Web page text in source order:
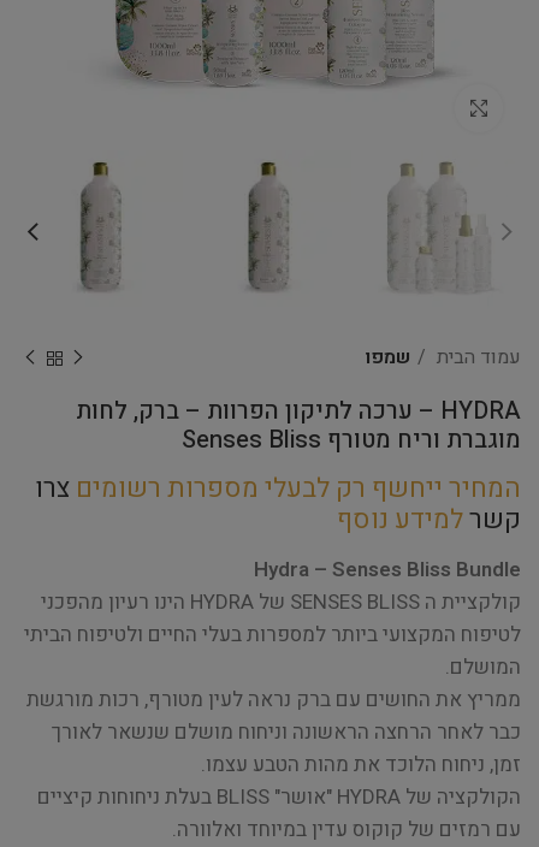
עמוד הבית שמפו
HYDRA – ערכה לתיקון הפרוות – ברק, לחות
מוגברת וריח מטורף Senses Bliss
המחיר ייחשף רק לבעלי מספרות רשומים צרו
קשרלמידע נוסף
Hydra – Senses Bliss Bundle
קולקציית ה SENSES BLISS של HYDRA הינו רעיון מהפכני
לטיפוח המקצועי ביותר למספרות בעלי החיים ולטיפוח הביתי
המושלם.
ממריץ את החושים עם ברק נראה לעין מטורף, רכות מורגשת
כבר לאחר הרחצה הראשונה וניחוח מושלם שנשאר לאורך
זמן, ניחוח הלוכד את מהות הטבע עצמו.
הקולקציה של HYDRA "אושר" BLISS בעלת ניחוחות קיציים
עם רמזים של קוקוס עדין במיוחד ואלוורה.